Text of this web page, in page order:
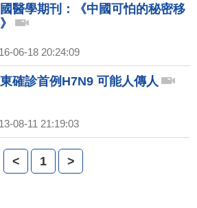
醫學期刊：《中國可怕的秘密移
06-18 20:24:09
確診首例H7N9 可能人傳人
08-11 21:19:03
< 1 >